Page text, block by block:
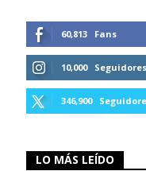
60,813 Fans
10,000 Seguidores
346,900
LO MÁS LEÍDO